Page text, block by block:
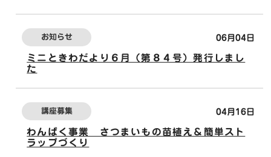
06月04日
お知らせ
ミニときわだより６月（第８４号）発行しまし
た
04月16日
講座募集
わんぱく事業 さつまいもの苗植え＆簡単スト
ラップづくり